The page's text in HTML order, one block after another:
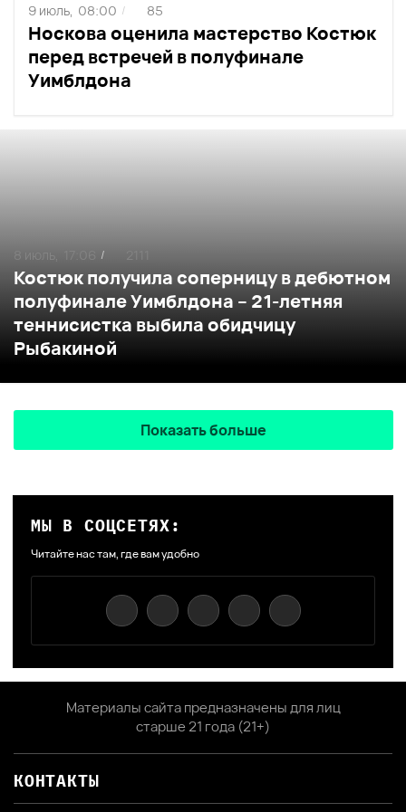
Носкова оценила мастерство Костюк
перед встречей в полуфинале
Уимблдона
9 июль, 08:00 / 85
Костюк получила соперницу в дебютном
полуфинале Уимблдона – 21-летняя
теннисистка выбила обидчицу
Рыбакиной
8 июль, 17:06 /
Показать больше
МЫ В СОЦСЕТЯХ:
Читайте нас там, где вам удобно
Материалы сайта предназначены для лиц
старше 21 года (21+)
КОНТАКТЫ